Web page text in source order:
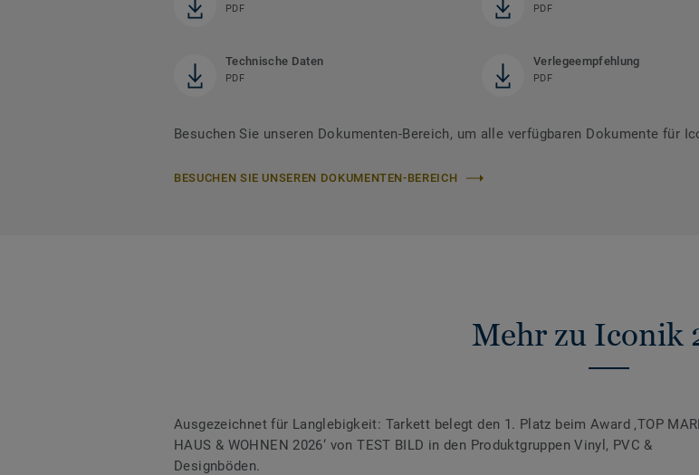
PDF PDF
Technische Daten
PDF
Verlegeempfehlung
PDF
Besuchen Sie unseren Dokumenten-Bereich, um alle verfügbaren Dokumente für
BESUCHEN SIE UNSEREN DOKUMENTEN-BEREICH
Mehr zu Iconik
Ausgezeichnet für Langlebigkeit: Tarkett belegt den 1. Platz beim Award ‚TOP
HAUS & WOHNEN 2026‘ von TEST BILD in den Produktgruppen Vinyl, PVC &
Designböden.